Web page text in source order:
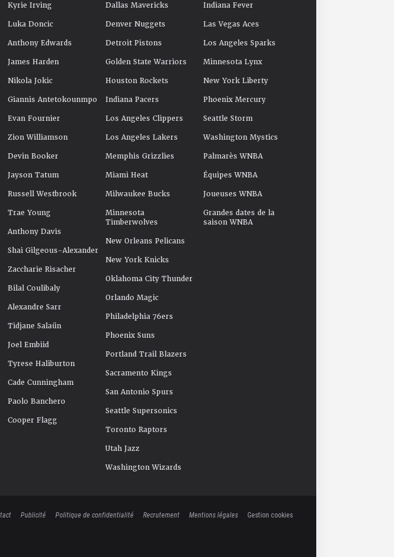
Kyrie Irving
Luka Doncic
Anthony Edwards
James Harden
Nikola Jokic
Giannis Antetokounmpo
Evan Fournier
Zion Williamson
Devin Booker
Jayson Tatum
Russell Westbrook
Trae Young
Anthony Davis
Shai Gilgeous-Alexander
Zaccharie Risacher
Bilal Coulibaly
Alexandre Sarr
Tidjane Salaün
Joel Embiid
Tyrese Haliburton
Cade Cunningham
Paolo Banchero
Cooper Flagg
Dallas Mavericks
Denver Nuggets
Detroit Pistons
Golden State Warriors
Houston Rockets
Indiana Pacers
Los Angeles Clippers
Los Angeles Lakers
Memphis Grizzlies
Miami Heat
Milwaukee Bucks
Minnesota
Timberwolves
New Orleans Pelicans
New York Knicks
Oklahoma City Thunder
Orlando Magic
Philadelphia 76ers
Phoenix Suns
Portland Trail Blazers
Sacramento Kings
San Antonio Spurs
Seattle Supersonics
Toronto Raptors
Utah Jazz
Washington Wizards
Indiana Fever
Las Vegas Aces
Los Angeles Sparks
Minnesota Lynx
New York Liberty
Phoenix Mercury
Seattle Storm
Washington Mystics
Palmarès WNBA
Équipes WNBA
Joueuses WNBA
Grandes dates de la
saison WNBA
Publicité Politique de confidentialité Recrutement Mentions légales Gestion cookies